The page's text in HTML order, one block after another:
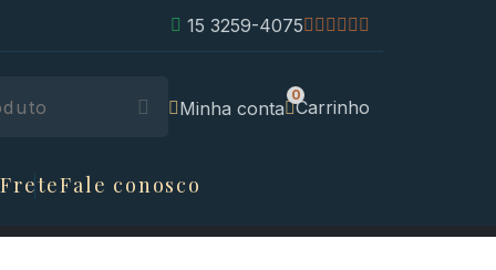
15 3259-4075
Minha conta Carrinho
Fale conosco